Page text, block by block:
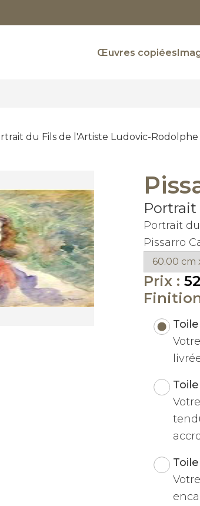
Œuvres copiées
du Fils de l'Artiste Ludovic-Rodolphe
Portrait
Portrait
Pissarro
Prix :